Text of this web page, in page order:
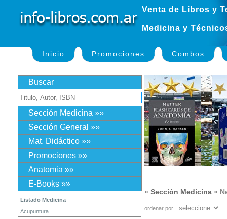
Venta de Libros y
Medicina y
Inicio Promociones Combos
Buscar
Sección Medicina »»
Sección General »»
Mat. Didáctico »»
Promociones »»
Anatomia »»
E-Books »»
Listado Medicina
Acupuntura
» Sección Medicina »
ordenar por